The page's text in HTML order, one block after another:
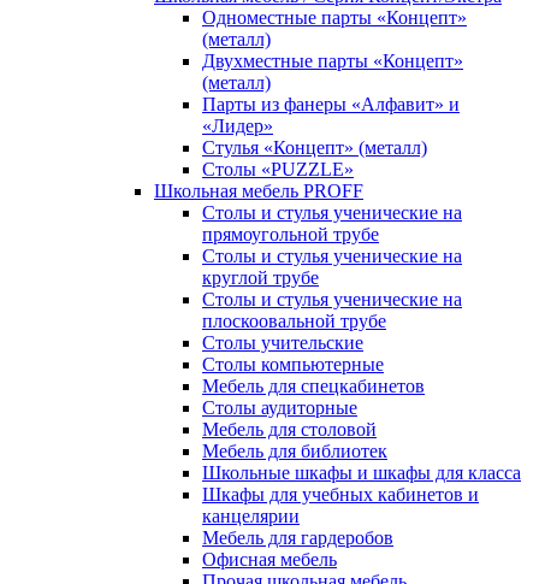
Одноместные парты «Концепт»
(металл)
Двухместные парты «Концепт»
(металл)
Парты из фанеры «Алфавит» и
«Лидер»
Стулья «Концепт» (металл)
Столы «PUZZLE»
Школьная мебель PROFF
Столы и стулья ученические на
прямоугольной трубе
Столы и стулья ученические на
круглой трубе
Столы и стулья ученические на
плоскоовальной трубе
Столы учительские
Столы компьютерные
Мебель для спецкабинетов
Столы аудиторные
Мебель для столовой
Мебель для библиотек
Школьные шкафы и шкафы для класса
Шкафы для учебных кабинетов и
канцелярии
Мебель для гардеробов
Офисная мебель